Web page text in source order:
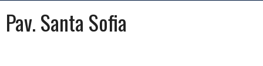
Pav. Santa Sofia